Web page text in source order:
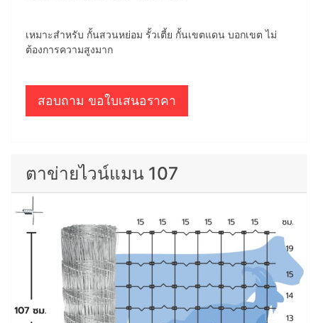
เหมาะสำหรับ กั้นสวนหย่อม รั้วเตี้ย กั้นเขตแดน บอกเขต ไม่
ต้องการความสูงมาก
สอบถาม ขอใบเสนอราคา
ตาข่ายไวน์แมน 107